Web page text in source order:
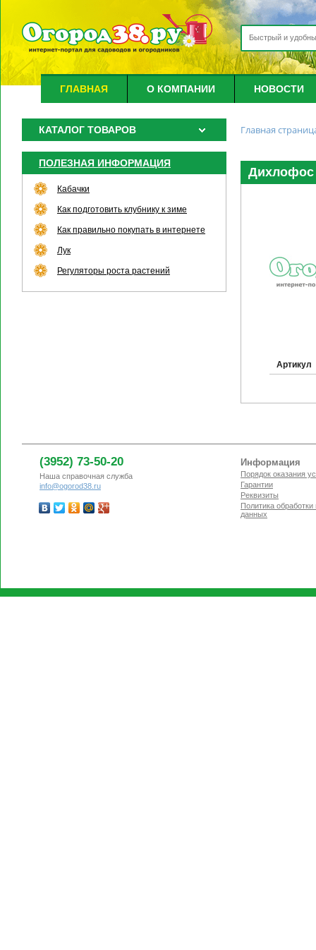
ГЛАВНАЯ О КОМПАНИИ НОВОСТИ
КАТАЛОГ ТОВАРОВ
ПОЛЕЗНАЯ ИНФОРМАЦИЯ
Кабачки
Как подготовить клубнику к зиме
Как правильно покупать в интернете
Лук
Регуляторы роста растений
Главная
Дихлофос
Артикул
(3952) 73-50-20
Наша справочная служба
info@ogorod38.ru
Информация
Порядок оказания
Гарантии
Реквизиты
Политика
данных